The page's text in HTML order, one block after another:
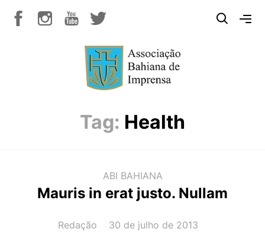
Tag: Health
ABI BAHIANA
Mauris in erat justo. Nullam
AUTOR(A):
Redação DATA:
30 de julho de 2013